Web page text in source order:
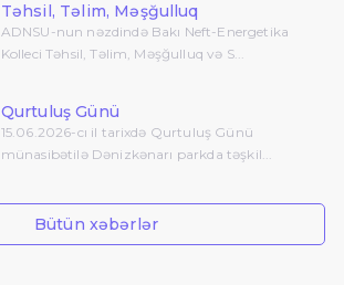
Təhsil, Təlim, Məşğulluq
ADNSU-nun nəzdində Bakı Neft-Energetika
Kolleci Təhsil, Təlim, Məşğulluq və S...
Qurtuluş Günü
15.06.2026-cı il tarixdə Qurtuluş Günü
münasibətilə Dənizkənarı parkda təşkil...
Bütün xəbərlər